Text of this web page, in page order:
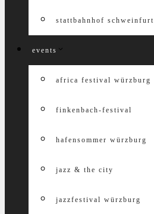
stattbahnhof schweinfurt
events
africa festival würzburg
finkenbach-festival
hafensommer würzburg
jazz & the city
jazzfestival würzburg